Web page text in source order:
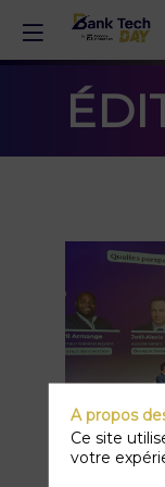
A propos
Ce site
votre